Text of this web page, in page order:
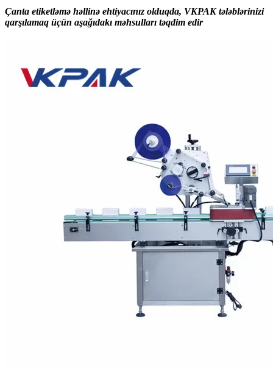
Çanta etiketləmə həllinə ehtiyacınız olduqda, VKPAK tələblərinizi
qarşılamaq üçün aşağıdakı məhsulları təqdim edir